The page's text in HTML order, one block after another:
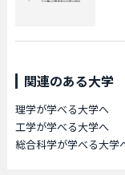
関連のある大学
理学が学べる大学へ
工学が学べる大学へ
総合科学が学べる大学